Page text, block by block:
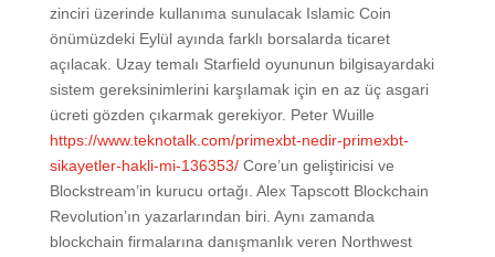
zinciri üzerinde kullanıma sunulacak Islamic Coin
önümüzdeki Eylül ayında farklı borsalarda ticaret
açılacak. Uzay temalı Starfield oyununun bilgisayardaki
sistem gereksinimlerini karşılamak için en az üç asgari
ücreti gözden çıkarmak gerekiyor. Peter Wuille
https://www.teknotalk.com/primexbt-nedir-primexbt-
sikayetler-hakli-mi-136353/Core’un geliştiricisi ve
Blockstream’in kurucu ortağı. Alex Tapscott Blockchain
Revolution’ın yazarlarından biri. Aynı zamanda
blockchain firmalarına danışmanlık veren Northwest